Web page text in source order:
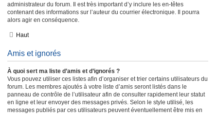
administrateur du forum. Il est très important d’y inclure les en-têtes
contenant des informations sur l’auteur du courrier électronique. Il pourra
alors agir en conséquence.
Haut
Amis et ignorés
À quoi sert ma liste d’amis et d’ignorés ?
Vous pouvez utiliser ces listes afin d’organiser et trier certains utilisateurs du
forum. Les membres ajoutés à votre liste d’amis seront listés dans le
panneau de contrôle de l’utilisateur afin de consulter rapidement leur statut
en ligne et leur envoyer des messages privés. Selon le style utilisé, les
messages publiés par ces utilisateurs peuvent éventuellement être mis en